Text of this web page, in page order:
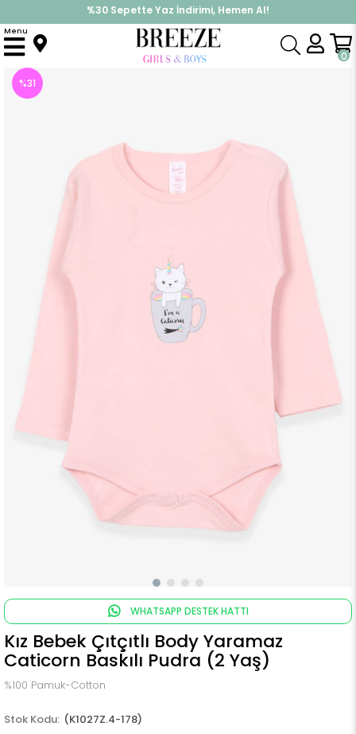
%30 Sepette Yaz İndirimi, Hemen Al!
İndirimlere ek %10 İndirimi Kap, Hemen Üye Ol!
0
Menu
Anasayfa Pijama & İç Giyim KIZ Zıbın
%31
WHATSAPP DESTEK HATTI
Kız Bebek Çıtçıtlı Body Yaramaz
Caticorn Baskılı Pudra (2 Yaş)
%100 Pamuk-Cotton
(K1027Z.4-178)